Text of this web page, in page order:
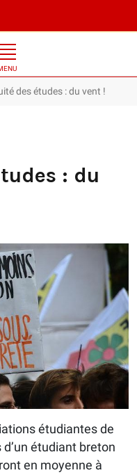
des études : du vent !
: du
étudiantes de
étudiant breton
en moyenne à